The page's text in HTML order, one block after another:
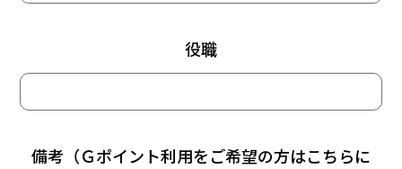
役職
備考（Ｇポイント利用をご希望の方はこちらに